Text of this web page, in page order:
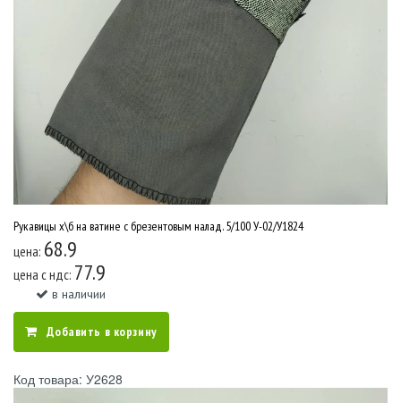
Рукавицы х\б на ватине с брезентовым налад. 5/100 У-02/У1824
цена: 68.9
цена c ндс: 77.9
в наличии
Добавить в корзину
Код товара: У2628